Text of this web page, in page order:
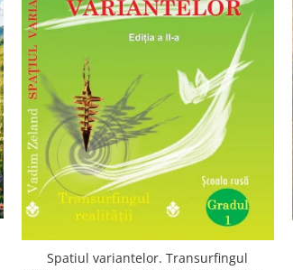
Spatiul variantelor. Transurfingul